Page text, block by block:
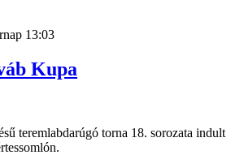
13:03
Kupa
teremlabdarúgó torna 18. sorozata indult